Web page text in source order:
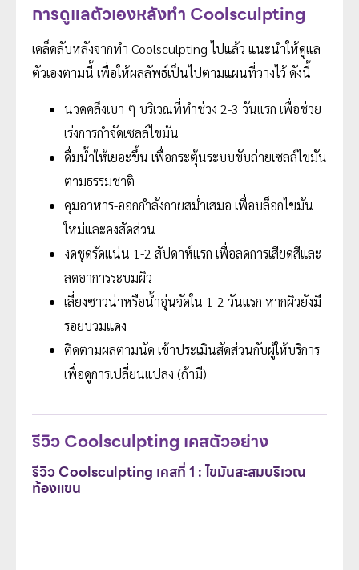
การดูแลตัวเองหลังทำ Coolsculpting
เคล็ดลับหลังจากทำ Coolsculpting ไปแล้ว แนะนำให้ดูแล
ตัวเองตามนี้ เพื่อให้ผลลัพธ์เป็นไปตามแผนที่วางไว้ ดังนี้
นวดคลึงเบา ๆ บริเวณที่ทำช่วง 2-3 วันแรก เพื่อช่วย
เร่งการกำจัดเซลล์ไขมัน
ดื่มน้ำให้เยอะขึ้น เพื่อกระตุ้นระบบขับถ่ายเซลล์ไขมัน
ตามธรรมชาติ
คุมอาหาร-ออกกำลังกายสม่ำเสมอ เพื่อบล็อกไขมัน
ใหม่และคงสัดส่วน
งดชุดรัดแน่น 1-2 สัปดาห์แรก เพื่อลดการเสียดสีและ
ลดอาการระบมผิว
เลี่ยงซาวน่าหรือน้ำอุ่นจัดใน 1-2 วันแรก หากผิวยังมี
รอยบวมแดง
ติดตามผลตามนัด เข้าประเมินสัดส่วนกับผู้ให้บริการ
เพื่อดูการเปลี่ยนแปลง (ถ้ามี)
รีวิว Coolsculpting เคสตัวอย่าง
รีวิว Coolsculpting เคสที่ 1 : ไขมันสะสมบริเวณ
ท้องแขน